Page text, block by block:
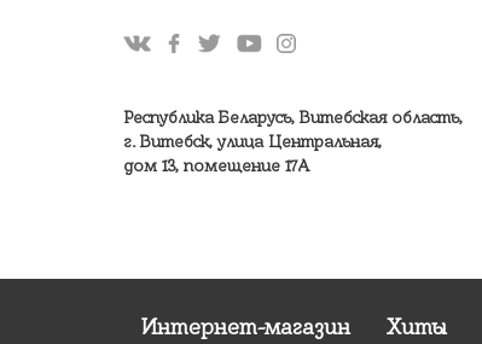
Республика Беларусь, Витебская область,
г. Витебск, улица Центральная,
дом 13, помещение 17А
Интернет-магазин Хиты